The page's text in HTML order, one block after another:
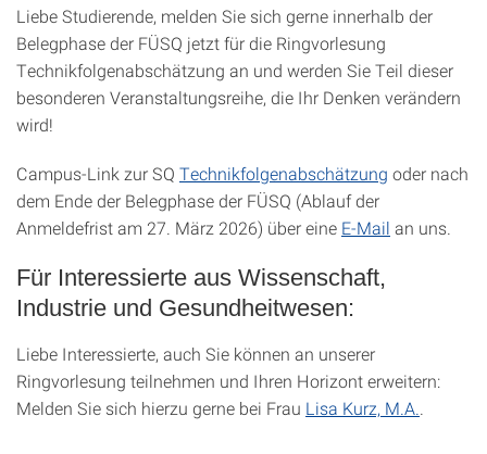
Liebe Studierende, melden Sie sich gerne innerhalb der
Belegphase der FÜSQ jetzt für die Ringvorlesung
Technikfolgenabschätzung an und werden Sie Teil dieser
besonderen Veranstaltungsreihe, die Ihr Denken verändern
wird!
Campus-Link zur SQ Technikfolgenabschätzung oder nach
dem Ende der Belegphase der FÜSQ (Ablauf der
Anmeldefrist am 27. März 2026) über eine E-Mail an uns.
Für Interessierte aus Wissenschaft,
Industrie und Gesundheitwesen:
Liebe Interessierte, auch Sie können an unserer
Ringvorlesung teilnehmen und Ihren Horizont erweitern:
Melden Sie sich hierzu gerne bei Frau Lisa Kurz, M.A.